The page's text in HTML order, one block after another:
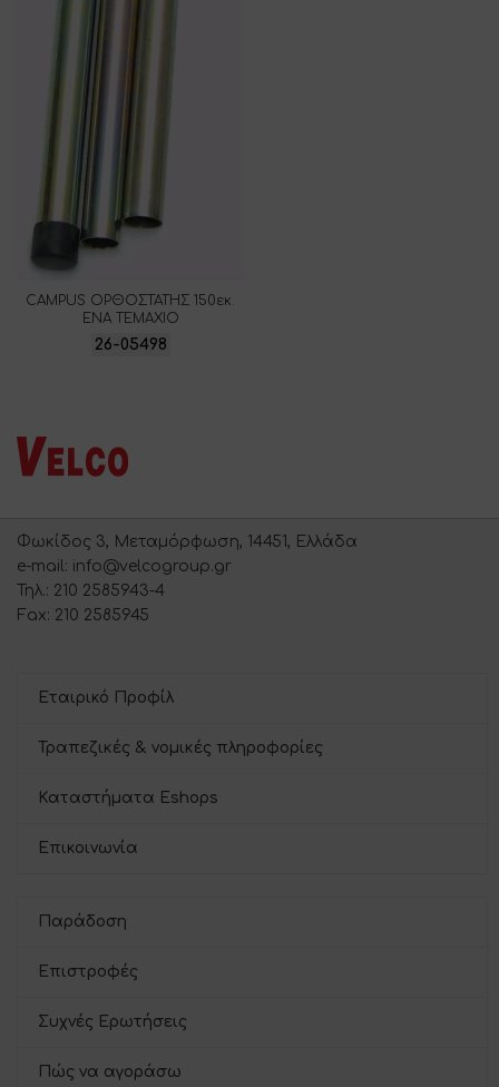
CAMPUS ΟΡΘΟΣΤΑΤΗΣ 150εκ.
ΕΝΑ ΤΕΜΑΧΙΟ
26-05498
Φωκίδος 3, Μεταμόρφωση, 14451, Ελλάδα
e-mail: info@velcogroup.gr
Τηλ.: 210 2585943-4
Fax: 210 2585945
Εταιρικό Προφίλ
Τραπεζικές & νομικές πληροφορίες
Καταστήματα Eshops
Επικοινωνία
Παράδοση
Επιστροφές
Συχνές Ερωτήσεις
Πώς να αγοράσω